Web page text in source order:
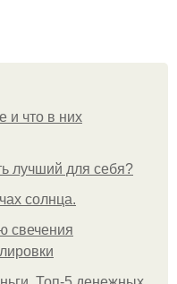
и что в них
лучший для себя?
солнца.
свечения